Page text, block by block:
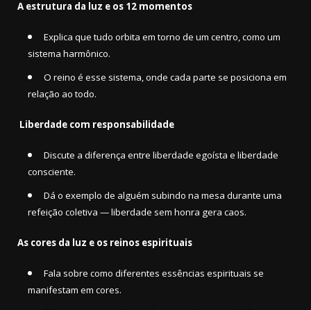
A estrutura da luz e os 12 momentos
Explica que tudo orbita em torno de um centro, como um
sistema harmônico.
O reino é esse sistema, onde cada parte se posiciona em
relação ao todo.
Liberdade com responsabilidade
Discute a diferença entre liberdade egoísta e liberdade
consciente.
Dá o exemplo de alguém subindo na mesa durante uma
refeição coletiva — liberdade sem honra gera caos.
As cores da luz e os reinos espirituais
Fala sobre como diferentes essências espirituais se
manifestam em cores.